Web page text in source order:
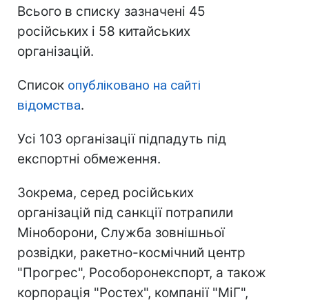
Всього в списку зазначені 45
російських і 58 китайських
організацій.
Список опубліковано на сайті
відомства.
Усі 103 організації підпадуть під
експортні обмеження.
Зокрема, серед російських
організацій під санкції потрапили
Міноборони, Служба зовнішньої
розвідки, ракетно-космічний центр
"Прогрес", Рособоронекспорт, а також
корпорація "Ростех", компанії "МіГ",